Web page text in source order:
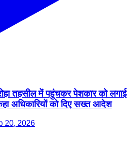
तहसील में पहुंचकर पेशकार को लगाई
अधिकारियों को दिए सख्त आदेश
20, 2026